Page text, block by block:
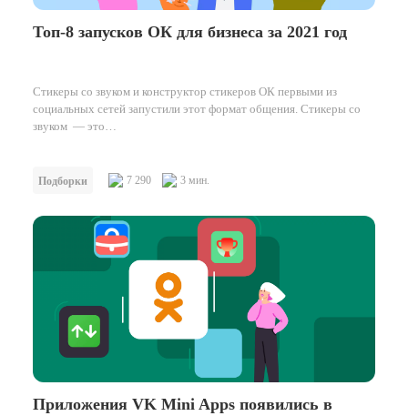
Топ-8 запусков ОК для бизнеса за 2021 год
Стикеры со звуком и конструктор стикеров ОК первыми из
социальных сетей запустили этот формат общения. Стикеры со
звуком — это…
Подборки 7 290 3 мин.
Приложения VK Mini Apps появились в